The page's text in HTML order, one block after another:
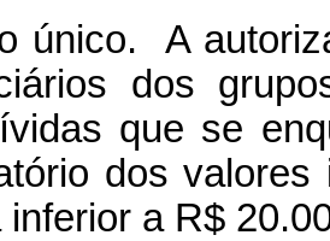
único. A
dos
que se
dos
a R$